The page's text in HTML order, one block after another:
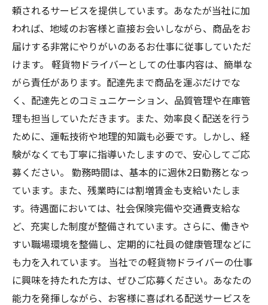
頼されるサービスを提供しています。あなたが当社に加
われば、地域のお客様と直接お会いしながら、商品をお
届けする非常にやりがいのあるお仕事に従事していただ
けます。 軽貨物ドライバーとしての仕事内容は、簡単な
がら責任があります。配達先まで商品を運ぶだけでな
く、配達先とのコミュニケーション、品質管理や在庫管
理も担当していただきます。また、効率良く配送を行う
ために、運転技術や地理的知識も必要です。しかし、経
験がなくても丁寧に指導いたしますので、安心してご応
募ください。 勤務時間は、基本的に週休2日勤務となっ
ています。また、残業時には割増賃金も支給いたしま
す。待遇面においては、社会保険完備や交通費支給な
ど、充実した制度が整備されています。さらに、働きや
すい職場環境を整備し、定期的に社員の健康管理などに
も力を入れています。 当社での軽貨物ドライバーの仕事
に興味を持たれた方は、ぜひご応募ください。あなたの
能力を発揮しながら、お客様に喜ばれる配送サービスを